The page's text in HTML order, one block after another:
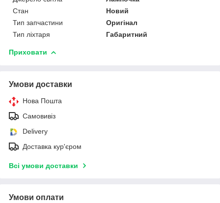
Стан
Новий
Тип запчастини
Оригінал
Тип ліхтаря
Габаритний
Приховати
Умови доставки
Нова Пошта
Самовивіз
Delivery
Доставка кур'єром
Всі умови доставки
Умови оплати